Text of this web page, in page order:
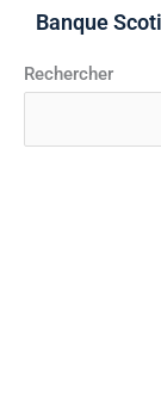
Banque
Rechercher